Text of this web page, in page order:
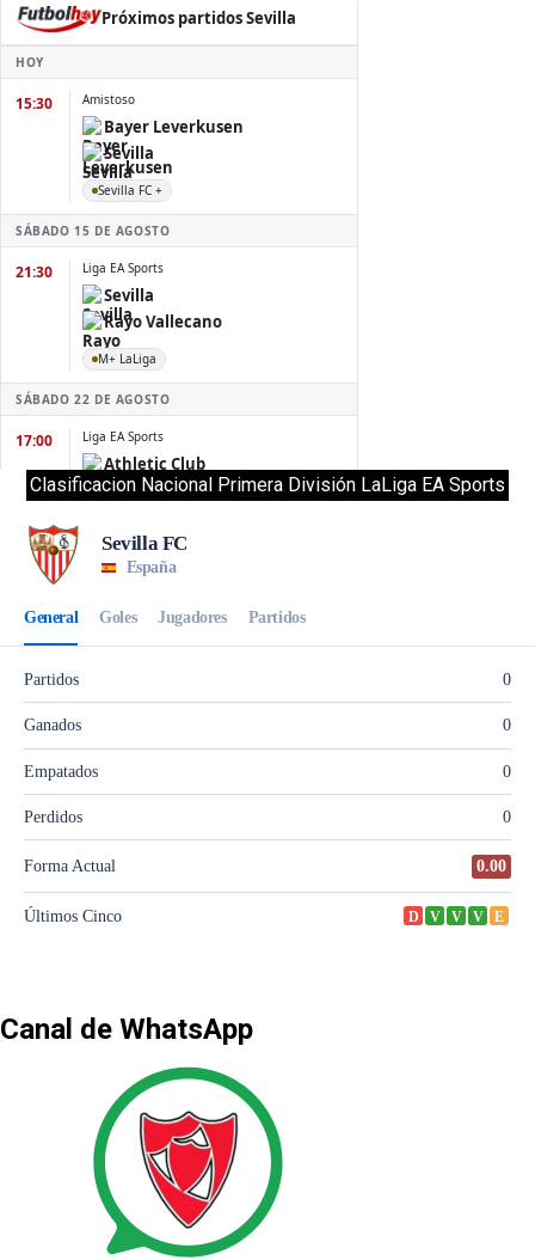
Clasificacion Nacional Primera División LaLiga EA Sports
Canal de WhatsApp